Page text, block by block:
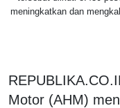
meningkatkan dan
Motor (AHM)